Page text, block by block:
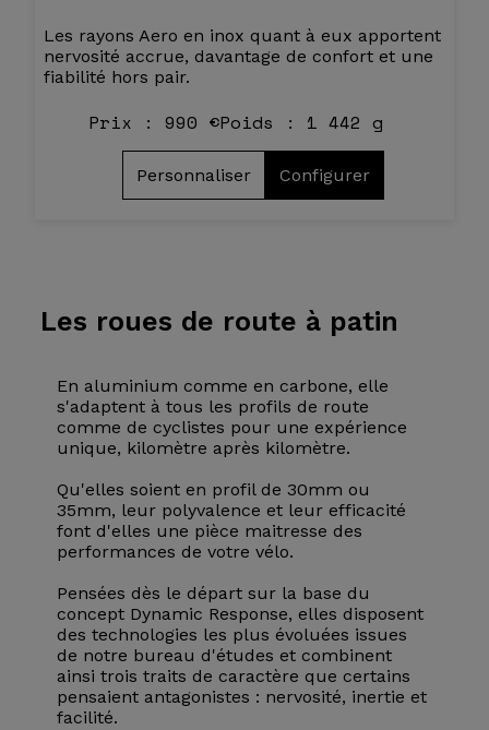
Les rayons Aero en inox quant à eux apportent
nervosité accrue, davantage de confort et une
fiabilité hors pair.
Prix : 990 €Poids : 1 442 g
Personnaliser Configurer
Les roues de route à patin
En aluminium comme en carbone, elle
s'adaptent à tous les profils de route
comme de cyclistes pour une expérience
unique, kilomètre après kilomètre.
Qu'elles soient en profil de 30mm ou
35mm, leur polyvalence et leur efficacité
font d'elles une pièce maitresse des
performances de votre vélo.
Pensées dès le départ sur la base du
concept Dynamic Response, elles disposent
des technologies les plus évoluées issues
de notre bureau d'études et combinent
ainsi trois traits de caractère que certains
pensaient antagonistes : nervosité, inertie et
facilité.